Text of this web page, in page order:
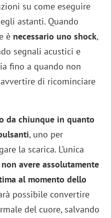
su come eseguire
astanti. Quando
è necessario uno shock,
segnali acustici e
fino a quando non
di ricominciare
da chiunque in quanto
, uno per
la scarica. L’unica
non avere assolutamente
al momento dello
possibile convertire
del cuore, salvando